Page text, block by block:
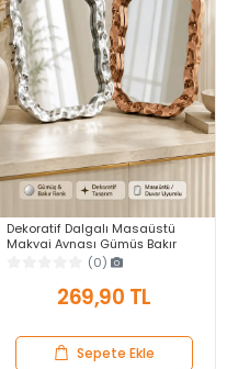
Dekoratif Dalgalı Masaüstü
Makyaj Aynası Gümüş Bakır
Çerçeveli Modern Yakın Duvar
(0)
269,90 TL
Sepete Ekle